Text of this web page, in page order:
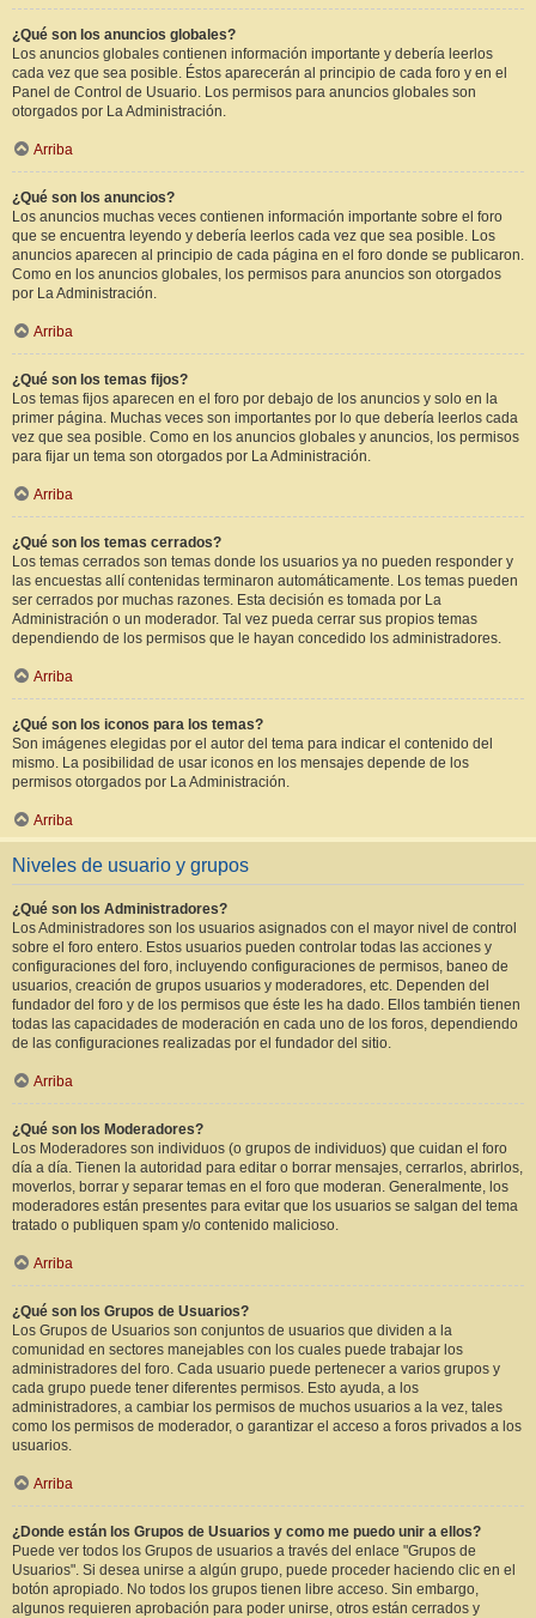
¿Qué son los anuncios globales?
Los anuncios globales contienen información importante y debería leerlos
cada vez que sea posible. Éstos aparecerán al principio de cada foro y en el
Panel de Control de Usuario. Los permisos para anuncios globales son
otorgados por La Administración.
Arriba
¿Qué son los anuncios?
Los anuncios muchas veces contienen información importante sobre el foro
que se encuentra leyendo y debería leerlos cada vez que sea posible. Los
anuncios aparecen al principio de cada página en el foro donde se publicaron.
Como en los anuncios globales, los permisos para anuncios son otorgados
por La Administración.
Arriba
¿Qué son los temas fijos?
Los temas fijos aparecen en el foro por debajo de los anuncios y solo en la
primer página. Muchas veces son importantes por lo que debería leerlos cada
vez que sea posible. Como en los anuncios globales y anuncios, los permisos
para fijar un tema son otorgados por La Administración.
Arriba
¿Qué son los temas cerrados?
Los temas cerrados son temas donde los usuarios ya no pueden responder y
las encuestas allí contenidas terminaron automáticamente. Los temas pueden
ser cerrados por muchas razones. Esta decisión es tomada por La
Administración o un moderador. Tal vez pueda cerrar sus propios temas
dependiendo de los permisos que le hayan concedido los administradores.
Arriba
¿Qué son los iconos para los temas?
Son imágenes elegidas por el autor del tema para indicar el contenido del
mismo. La posibilidad de usar iconos en los mensajes depende de los
permisos otorgados por La Administración.
Arriba
Niveles de usuario y grupos
¿Qué son los Administradores?
Los Administradores son los usuarios asignados con el mayor nivel de control
sobre el foro entero. Estos usuarios pueden controlar todas las acciones y
configuraciones del foro, incluyendo configuraciones de permisos, baneo de
usuarios, creación de grupos usuarios y moderadores, etc. Dependen del
fundador del foro y de los permisos que éste les ha dado. Ellos también tienen
todas las capacidades de moderación en cada uno de los foros, dependiendo
de las configuraciones realizadas por el fundador del sitio.
Arriba
¿Qué son los Moderadores?
Los Moderadores son individuos (o grupos de individuos) que cuidan el foro
día a día. Tienen la autoridad para editar o borrar mensajes, cerrarlos, abrirlos,
moverlos, borrar y separar temas en el foro que moderan. Generalmente, los
moderadores están presentes para evitar que los usuarios se salgan del tema
tratado o publiquen spam y/o contenido malicioso.
Arriba
¿Qué son los Grupos de Usuarios?
Los Grupos de Usuarios son conjuntos de usuarios que dividen a la
comunidad en sectores manejables con los cuales puede trabajar los
administradores del foro. Cada usuario puede pertenecer a varios grupos y
cada grupo puede tener diferentes permisos. Esto ayuda, a los
administradores, a cambiar los permisos de muchos usuarios a la vez, tales
como los permisos de moderador, o garantizar el acceso a foros privados a los
usuarios.
Arriba
¿Donde están los Grupos de Usuarios y como me puedo unir a ellos?
Puede ver todos los Grupos de usuarios a través del enlace "Grupos de
Usuarios". Si desea unirse a algún grupo, puede proceder haciendo clic en el
botón apropiado. No todos los grupos tienen libre acceso. Sin embargo,
algunos requieren aprobación para poder unirse, otros están cerrados y